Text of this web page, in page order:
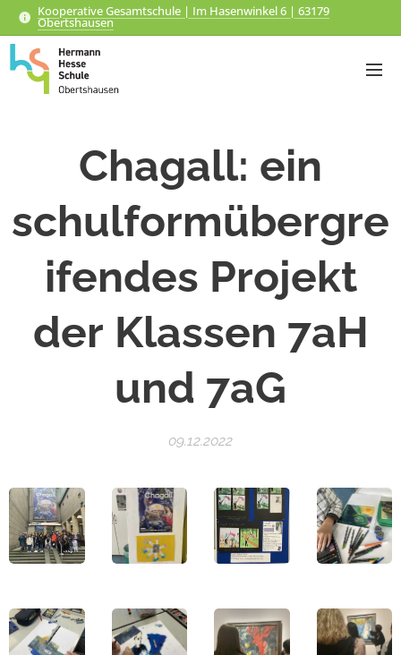
Kooperative Gesamtschule | Im Hasenwinkel 6 | 63179
Obertshausen
Chagall: ein
schulformübergre
ifendes Projekt
der Klassen 7aH
und 7aG
09.12.2022